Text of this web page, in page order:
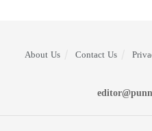
About Us Contact Us